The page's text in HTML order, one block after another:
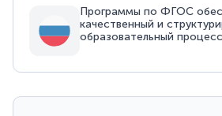
Программы по ФГОС
качественный и
образовательный процесс